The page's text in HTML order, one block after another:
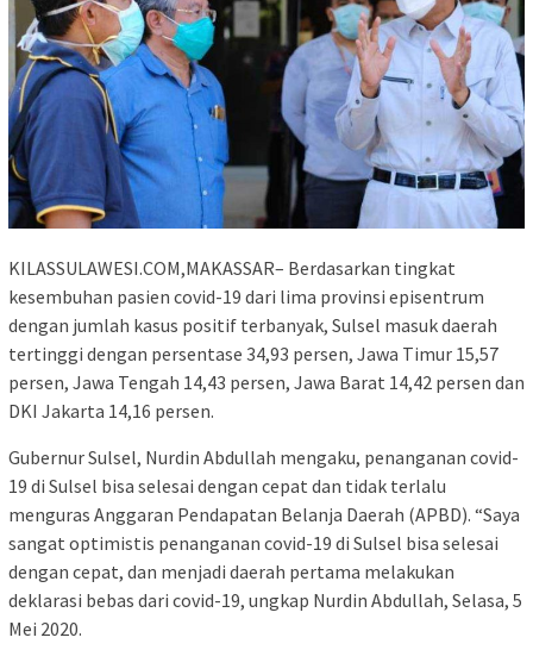
KILASSULAWESI.COM,MAKASSAR– Berdasarkan tingkat
kesembuhan pasien covid-19 dari lima provinsi episentrum
dengan jumlah kasus positif terbanyak, Sulsel masuk daerah
tertinggi dengan persentase 34,93 persen, Jawa Timur 15,57
persen, Jawa Tengah 14,43 persen, Jawa Barat 14,42 persen dan
DKI Jakarta 14,16 persen.
Gubernur Sulsel, Nurdin Abdullah mengaku, penanganan covid-
19 di Sulsel bisa selesai dengan cepat dan tidak terlalu
menguras Anggaran Pendapatan Belanja Daerah (APBD). “Saya
sangat optimistis penanganan covid-19 di Sulsel bisa selesai
dengan cepat, dan menjadi daerah pertama melakukan
deklarasi bebas dari covid-19, ungkap Nurdin Abdullah, Selasa, 5
Mei 2020.